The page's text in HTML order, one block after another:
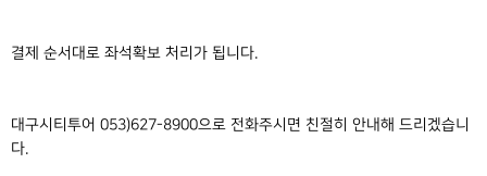
결제 순서대로 좌석확보 처리가 됩니다.
대구시티투어 053)627-8900으로 전화주시면 친절히 안내해 드리겠습니
다.